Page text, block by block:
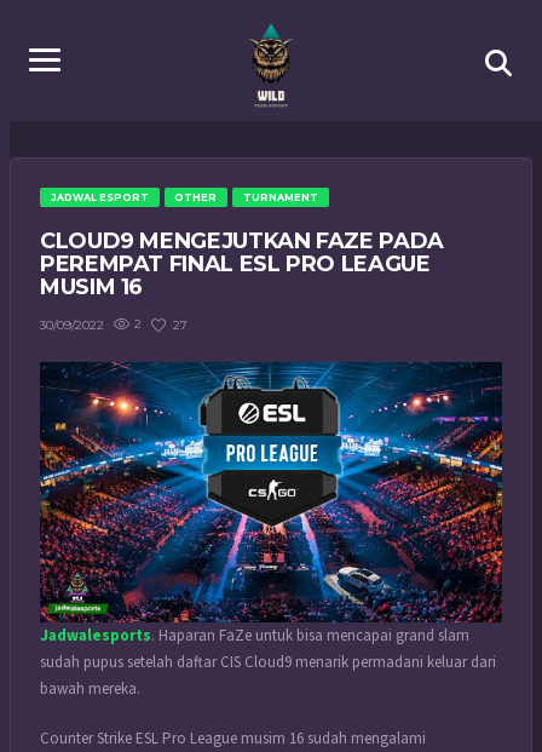
JADWAL ESPORT OTHER TURNAMENT
CLOUD9 MENGEJUTKAN FAZE PADA
PEREMPAT FINAL ESL PRO LEAGUE
MUSIM 16
30/09/2022 2 27
Jadwalesports. Haparan FaZe untuk bisa mencapai grand slam
sudah pupus setelah daftar CIS Cloud9 menarik permadani keluar dari
bawah mereka.
Counter Strike ESL Pro League musim 16 sudah mengalami